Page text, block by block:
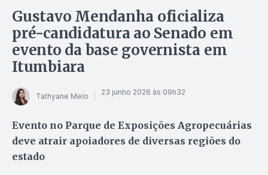
Gustavo Mendanha oficializa
pré-candidatura ao Senado em
evento da base governista em
Itumbiara
Tathyane Melo 23 junho 2026 às 09h32
Evento no Parque de Exposições Agropecuárias
deve atrair apoiadores de diversas regiões do
estado